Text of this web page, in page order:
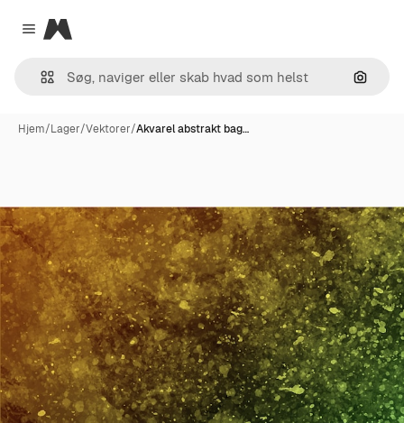
Close menu
Magnific
Søg
Hjem/Lager/Vektorer/Akvarel abstrakt bag…